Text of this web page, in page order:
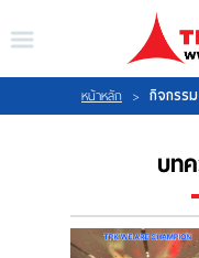
LOGIN
My
หน้าหลัก > กิจกรรม
บท